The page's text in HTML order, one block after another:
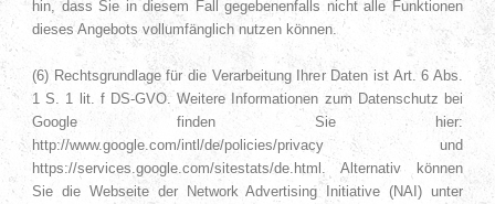
hin, dass Sie in diesem Fall gegebenenfalls nicht alle Funktionen
dieses Angebots vollumfänglich nutzen können.
(6) Rechtsgrundlage für die Verarbeitung Ihrer Daten ist Art. 6 Abs.
1 S. 1 lit. f DS-GVO. Weitere Informationen zum Datenschutz bei
Google finden Sie hier:
http://www.google.com/intl/de/policies/privacy und
https://services.google.com/sitestats/de.html. Alternativ können
Sie die Webseite der Network Advertising Initiative (NAI) unter